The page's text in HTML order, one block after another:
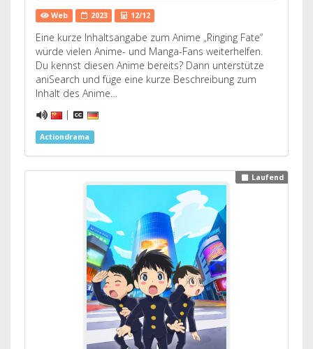
Web 2023 12/12
Eine kurze Inhaltsangabe zum Anime „Ringing Fate“
würde vielen Anime- und Manga-Fans weiterhelfen.
Du kennst diesen Anime bereits? Dann unterstütze
aniSearch und füge eine kurze Beschreibung zum
Inhalt des Anime…
|
Actiondrama
Laufend